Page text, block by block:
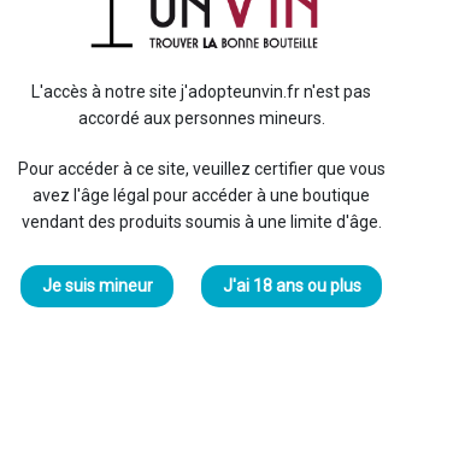
L'accès à notre site j'adopteunvin.fr n'est pas
accordé aux personnes mineurs.
Pour accéder à ce site, veuillez certifier que vous
avez l'âge légal pour accéder à une boutique
vendant des produits soumis à une limite d'âge.
Je suis mineur J'ai 18 ans ou plus